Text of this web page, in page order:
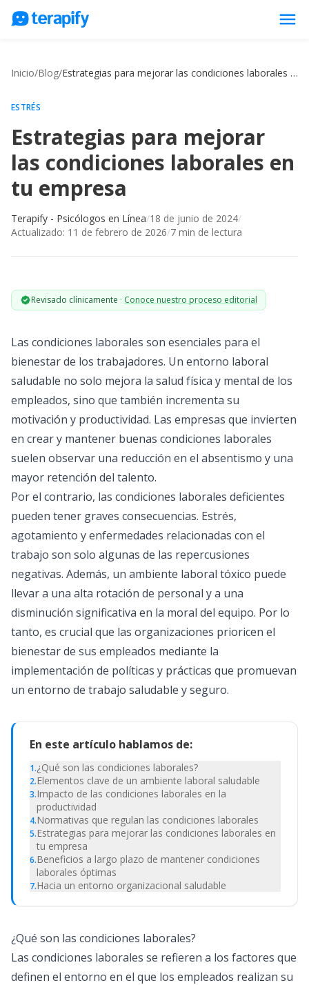
menu
Opiniones
Empresas
Preguntas frecuentes
Blog
Inicio/Blog/ Estrategias para mejorar las condiciones laborales en tu empresa
ESTRÉS
Estrategias para mejorar
las condiciones laborales en
tu empresa
Terapify - Psicólogos en Línea/18 de junio de 2024/
Actualizado: 11 de febrero de 2026/7 min de lectura
Revisado clínicamente · Conoce nuestro proceso editorial
Las condiciones laborales son esenciales para el
bienestar de los trabajadores. Un entorno laboral
saludable no solo mejora la salud física y mental de los
empleados, sino que también incrementa su
motivación y productividad. Las empresas que invierten
en crear y mantener buenas condiciones laborales
suelen observar una reducción en el absentismo y una
mayor retención del talento.
Por el contrario, las condiciones laborales deficientes
pueden tener graves consecuencias. Estrés,
agotamiento y enfermedades relacionadas con el
trabajo son solo algunas de las repercusiones
negativas. Además, un ambiente laboral tóxico puede
llevar a una alta rotación de personal y a una
disminución significativa en la moral del equipo. Por lo
tanto, es crucial que las organizaciones prioricen el
bienestar de sus empleados mediante la
implementación de políticas y prácticas que promuevan
un entorno de trabajo saludable y seguro.
En este artículo hablamos de:
1.¿Qué son las condiciones laborales?
2.Elementos clave de un ambiente laboral saludable
3.Impacto de las condiciones laborales en la
productividad
4.Normativas que regulan las condiciones laborales
5.Estrategias para mejorar las condiciones laborales en
tu empresa
6.Beneficios a largo plazo de mantener condiciones
laborales óptimas
7.Hacia un entorno organizacional saludable
¿Qué son las condiciones laborales?
Las condiciones laborales se refieren a los factores que
definen el entorno en el que los empleados realizan su